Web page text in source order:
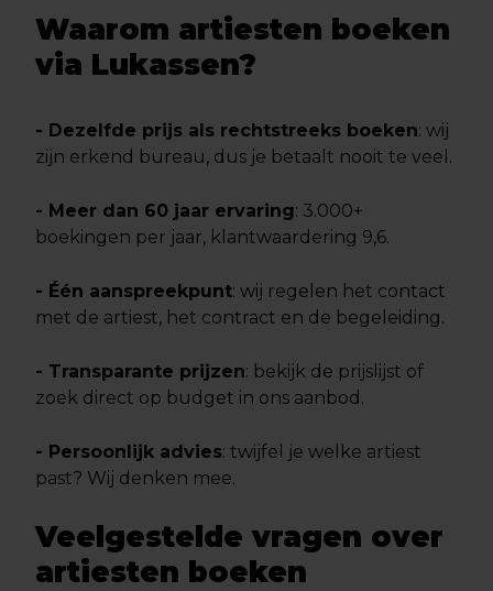
Waarom artiesten boeken
via Lukassen?
- Dezelfde prijs als rechtstreeks boeken: wij
zijn erkend bureau, dus je betaalt nooit te veel.
- Meer dan 60 jaar ervaring: 3.000+
boekingen per jaar, klantwaardering 9,6.
- Één aanspreekpunt: wij regelen het contact
met de artiest, het contract en de begeleiding.
- Transparante prijzen: bekijk de prijslijst of
zoek direct op budget in ons aanbod.
- Persoonlijk advies: twijfel je welke artiest
past? Wij denken mee.
Veelgestelde vragen over
artiesten boeken